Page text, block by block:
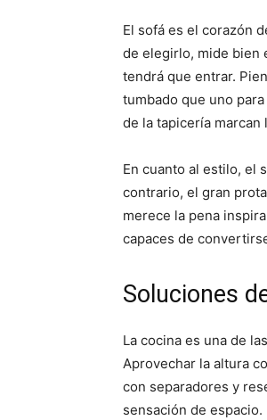
El sofá es el corazón
de elegirlo, mide bien
tendrá que entrar.
tumbado que uno
de la tapicería
En cuanto al estilo, el
contrario, el gran
merece la pena
capaces de
Soluciones
La cocina es una de
Aprovechar la altura
con separadores y
sensación de